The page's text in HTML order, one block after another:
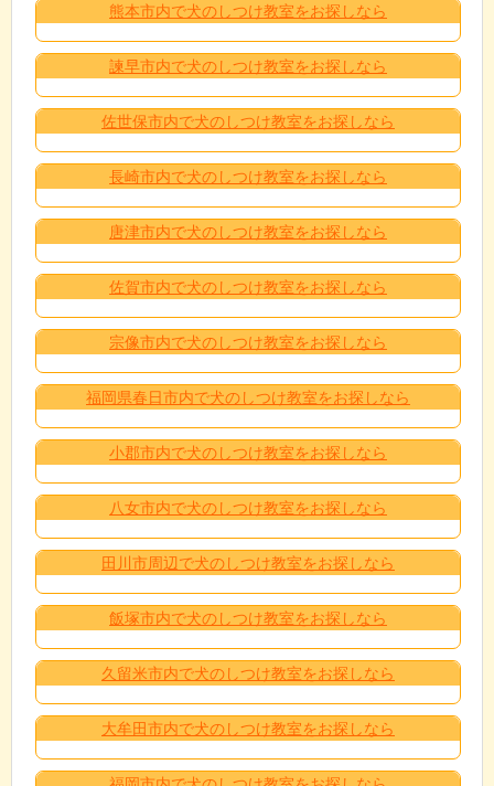
熊本市内で犬のしつけ教室をお探しなら
諫早市内で犬のしつけ教室をお探しなら
佐世保市内で犬のしつけ教室をお探しなら
長崎市内で犬のしつけ教室をお探しなら
唐津市内で犬のしつけ教室をお探しなら
佐賀市内で犬のしつけ教室をお探しなら
宗像市内で犬のしつけ教室をお探しなら
福岡県春日市内で犬のしつけ教室をお探しなら
小郡市内で犬のしつけ教室をお探しなら
八女市内で犬のしつけ教室をお探しなら
田川市周辺で犬のしつけ教室をお探しなら
飯塚市内で犬のしつけ教室をお探しなら
久留米市内で犬のしつけ教室をお探しなら
大牟田市内で犬のしつけ教室をお探しなら